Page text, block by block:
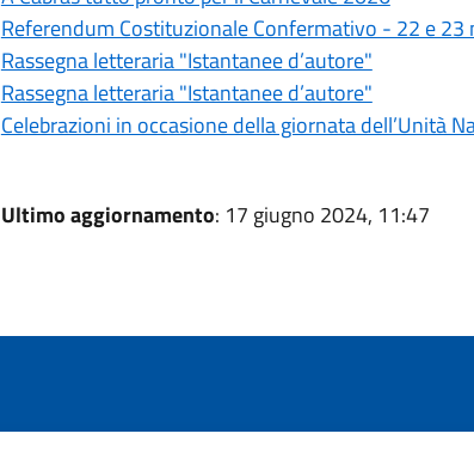
Referendum Costituzionale Confermativo - 22 e 23
Rassegna letteraria "Istantanee d’autore"
Rassegna letteraria "Istantanee d’autore"
Celebrazioni in occasione della giornata dell’Unità
Ultimo aggiornamento: 17 giugno 2024, 11:47